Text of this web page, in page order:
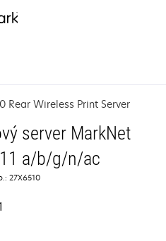
Rear Wireless Print Server
server MarkNet
a/b/g/n/ac
27X6510